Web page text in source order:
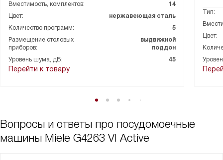
Вместимость, комплектов:
14
Цвет:
нержавеющая сталь
Количество программ:
5
Размещение столовых
приборов:
выдвижной
поддон
Уровень шума, дБ:
45
Перейти к товару
Тип:
Цвет:
Вопросы и ответы про посудомоечные
машины Miele G4263 VI Active